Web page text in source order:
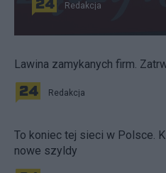
Redakcja
Lawina zamykanych firm.
Redakcja
To koniec tej sieci w Polsce.
nowe szyldy